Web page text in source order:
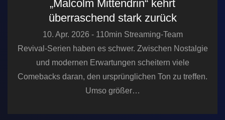
„Malcolm Mittendrin“ kehrt
überraschend stark zurück
10. Apr. 2026 - 110min Streaming-Team
Revival-Serien haben es schwer. Zwischen Nostalgie
und modernen Erwartungen scheitern viele
Comebacks daran, den ursprünglichen Ton zu treffen.
Umso größer…